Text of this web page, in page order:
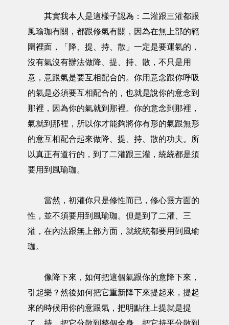
其實我本人是這樣子認為：二灌跟三灌都跟
風瑜珈有關，都跟修氣有關，因為在無上部的範
圍裡面，「降、提、持、散」一定是要運氣的，
沒有氣沒有辦法做降、提、持、散，不只是用
意，意跟氣是要互相配合的。你用意念跟你呼吸
的氣是必須要互相配合的，也就是說你的意念到
那裡，因為你的氣就到那裡。你的意念到那裡，
氣就到那裡，所以你才能夠將你有形的氣跟無形
的意互相配合起來做降、提、持、散的功夫。所
以真正有道行的，到了二灌跟三灌，統統都是須
要用到風瑜珈。
當然，初灌你只是修性而已，修心靈方面的
性，並不須要用到風瑜珈。但是到了二灌、三
灌，在內法跟無上部方面，就統統都要用到風瑜
珈。
像降下來，如何把這個氣跟你的意降下來，
引起樂？然後如何把它重新降下來提起來，提起
來的時候用你的意跟氣，把明點往上提就是提
了。持，把它分散到整個全身，把它持平分散到